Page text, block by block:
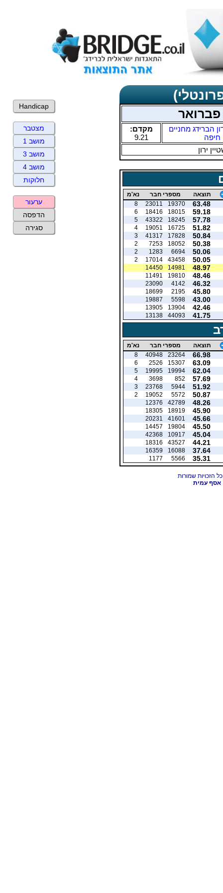
פברואר
הברידג מחניים
חיפה
מקדם:
9.21
ירון
תוצאה מספרי חבר נא'מ
63.48
19370
23011
8
59.18
18015
18416
6
57.78
18245
43322
5
51.82
16725
19051
4
50.84
17828
41317
3
50.38
18052
7253
2
50.06
6694
1283
2
50.05
43458
17014
2
48.97
14981
14450
48.46
19810
11491
46.32
4142
23090
45.80
2195
18699
43.00
5598
19887
42.46
13904
13905
41.75
44093
13138
תוצאה מספרי חבר נא'מ
66.98
23264
40948
8
63.09
15307
2526
6
62.04
19994
19995
5
57.69
852
3698
4
51.92
5944
23768
3
50.87
5572
19052
2
48.26
42789
12376
45.90
18919
18305
45.66
41601
20231
45.50
19804
14457
45.04
10917
42368
44.21
43527
18316
37.64
16088
16359
35.31
5566
1177
אסף עמית
Handicap
מצטבר
מושב 1
מושב 3
מושב 4
חלוקות
ערעור
הדפסה
סגירה